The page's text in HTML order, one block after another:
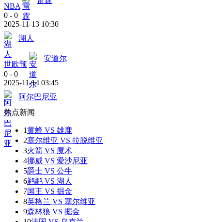
NBA
0 - 0
2025-11-13 10:30
湖人
世欧预
安道尔
0 - 0
2025-11-14 03:45
阿尔巴尼亚
热点新闻
1黄蜂 VS 雄鹿
2塞尔维亚 VS 拉脱维亚
3火箭 VS 魔术
4挪威 VS 爱沙尼亚
5爵士 VS 公牛
6鹈鹕 VS 湖人
7国王 VS 掘金
8英格兰 VS 塞尔维亚
9森林狼 VS 掘金